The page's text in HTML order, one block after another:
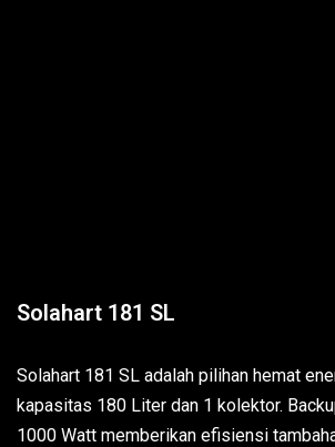
Solahart 181 SL
Solahart 181 SL adalah pilihan hemat
kapasitas 180 Liter dan 1 kolektor.
1000 Watt memberikan efisiensi